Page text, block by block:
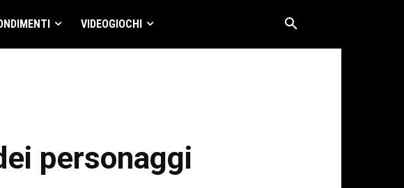
VIDEOGIOCHI
personaggi